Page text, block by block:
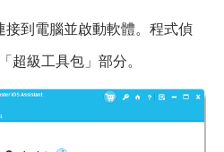
接到電腦並啟動軟體。程式偵
超級工具包」部分。